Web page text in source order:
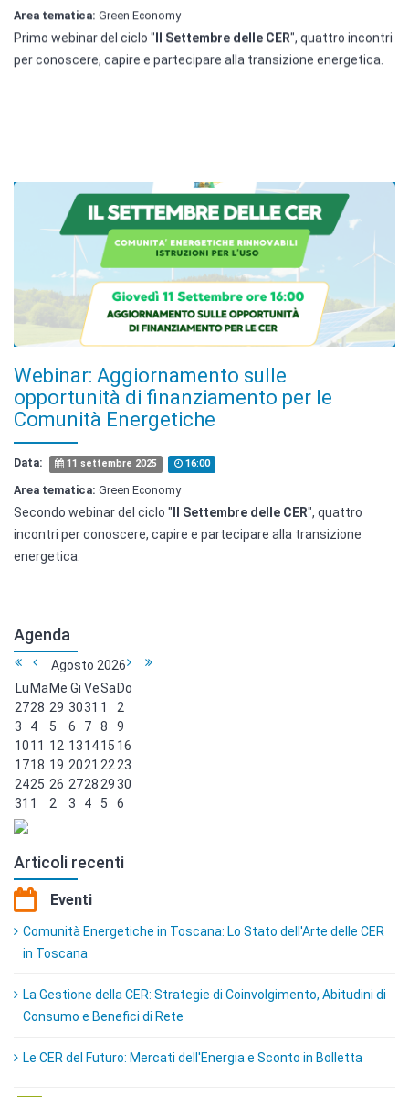
Area tematica: Green Economy
Primo webinar del ciclo "Il Settembre delle CER", quattro incontri
per conoscere, capire e partecipare alla transizione energetica.
Webinar: Aggiornamento sulle
opportunità di finanziamento per le
Comunità Energetiche
Area tematica:Green Economy
Secondo webinar del ciclo "Il Settembre delle CER
incontri per conoscere, capire e partecipare alla transizione
energetica.
Agenda
Agosto 2026
Lu MaMe Gi VeSaDo
2728 29 3031 1
2
3
4 5 6 7 8
9
1011 12 131415 16
1718 19 2021 2223
2425 26 27282930
31 1 2 3 4 5 6
Articoli recenti
Eventi
Comunità Energetiche in Toscana: Lo Stato dell'Arte delle CER
in Toscana
La Gestione della CER: Strategie di Coinvolgimento, Abitudini di
Consumo e Benefici di Rete
Le CER del Futuro: Mercati dell'Energia e Sconto in Bolletta